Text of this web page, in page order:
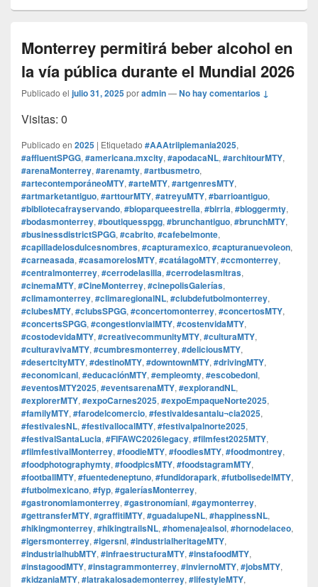
Monterrey permitirá beber alcohol en
la vía pública durante el Mundial 2026
Publicado el julio 31, 2025poradmin—No hay comentarios ↓
Visitas: 0
Publicado en 2025 | Etiquetado #AAAtriiplemania2025,
#affluentSPGG, #americana.mxcity, #apodacaNL, #architourMTY,
#arenaMonterrey, #arenamty, #artbusmetro,
#artecontemporáneoMTY, #arteMTY, #artgenresMTY,
#artmarketantiguo, #arttourMTY, #atreyuMTY, #barrioantiguo,
#bibliotecafrayservando, #bioparqueestrella, #birria, #bloggermty,
#bodasmonterrey, #boutiquesspgg, #brunchantiguo, #brunchMTY,
#businessdistrictSPGG, #cabrito, #cafebelmonte,
#capilladelosdulcesnombres, #capturamexico, #capturanuevoleon,
#carneasada, #casamorelosMTY, #catálagoMTY, #ccmonterrey,
#centralmonterrey, #cerrodelasilla, #cerrodelasmitras,
#cinemaMTY, #CineMonterrey, #cinepolisGalerías,
#climamonterrey, #climaregionalNL, #clubdefutbolmonterrey,
#clubesMTY, #clubsSPGG, #concertomonterrey, #concertosMTY,
#concertsSPGG, #congestionvialMTY, #costenvidaMTY,
#costodevidaMTY, #creativecommunityMTY, #culturaMTY,
#culturavivaMTY, #cumbresmonterrey, #deliciousMTY,
#desertcityMTY, #destinoMTY, #downtownMTY, #drivingMTY,
#economicanl, #educaciónMTY, #empleomty, #escobedonl,
#eventosMTY2025, #eventsarenaMTY, #explorandNL,
#explorerMTY, #expoCarnes2025, #expoEmpaqueNorte2025,
#familyMTY, #farodelcomercio, #festivaldesantalu¬cia2025,
#festivalesNL, #festivallocalMTY, #festivalpalnorte2025,
#festivalSantaLucia, #FIFAWC2026legacy, #filmfest2025MTY,
#filmfestivalMonterrey, #foodieMTY, #foodiesMTY, #foodmontrey,
#foodphotographymty, #foodpicsMTY, #foodstagramMTY,
#footballMTY, #fuentedeneptuno, #fundidorapark, #futbolisedelMTY,
#futbolmexicano, #fyp, #galeríasMonterrey,
#gastronomiamonterrey, #gastronomíanl, #gaymonterrey,
#gettransferMTY, #graffitiMTY, #guadalupeNL, #happinessNL,
#hikingmonterrey, #hikingtrailsNL, #homenajealsol, #hornodelaceo,
#igersmonterrey, #igersnl, #industrialheritageMTY,
#industrialhubMTY, #infraestructuraMTY, #instafoodMTY,
#instagoodMTY, #instagrammonterrey, #inviernoMTY, #jobsMTY,
#kidzaniaMTY, #latrakalosademonterrey, #lifestyleMTY,